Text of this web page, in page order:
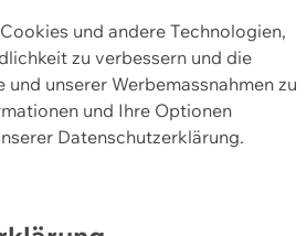
und andere Technologien,
zu verbessern und die
unserer Werbemassnahmen zu
und Ihre Optionen
Datenschutzerklärung.